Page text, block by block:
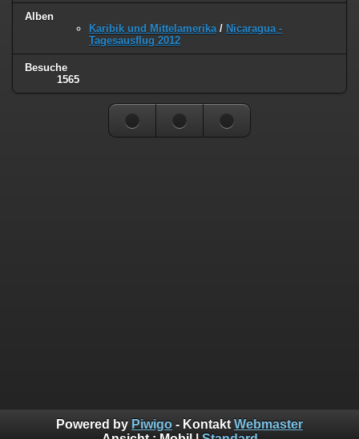
Alben
Karibik und Mittelamerika / Nicaragua -
Tagesausflug 2012
Besuche
1565
Powered by Piwigo - Kontakt Webmaster